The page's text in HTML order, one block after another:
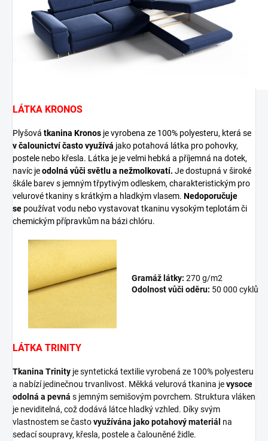
LÁTKA KRONOS
Plyšová tkanina Kronos je vyrobena ze 100% polyesteru, která se
v čalounictví často využívá jako potahová látka pro pohovky,
postele nebo křesla. Látka je je velmi hebká a příjemná na dotek,
navíc jeodolná vůči světlu a nežmolkovatí. Je dostupná v široké
škále barev s jemným třpytivým odleskem, charakteristickým pro
velurové tkaniny s krátkým a hladkým vlasem. Nedoporučuje
se používat vodu nebo vystavovat tkaninu vysokým teplotám či
chemickým přípravkům na bázi chlóru.
Gramáž látky: 270 g/m2
Odolnost vůči oděru: 50 000 cyklů
LÁTKA TRINITY
Tkanina Trinity je syntetická textilie vyrobená ze 100% polyesteru
a nabízí jedinečnou trvanlivost. Měkká velurová tkanina jevysoce
odolná a pevná s jemným semišovým povrchem. Struktura vláken
je neviditelná, což dodává látce hladký vzhled. Díky svým
vlastnostem se častovyužívána jako potahový materiál na
sedací soupravy, křesla, postele a čalouněné židle.